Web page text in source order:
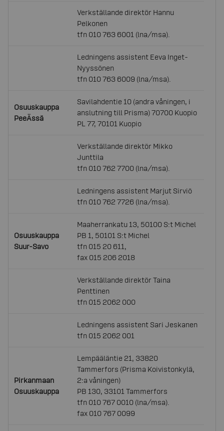
Verkställande direktör Hannu
Pelkonen
tfn 010 763 6001 (lna/msa).
Ledningens assistent Eeva Inget-
Nyyssönen
tfn 010 763 6009 (lna/msa).
Osuuskauppa
PeeÄssä
Savilahdentie 10 (andra våningen, i
anslutning till Prisma) 70700 Kuopio
PL 77, 70101 Kuopio
Verkställande direktör Mikko
Junttila
tfn 010 762 7700 (lna/msa).
Ledningens assistent Marjut Sirviö
tfn 010 762 7726 (lna/msa).
Osuuskauppa
Suur-Savo
Maaherrankatu 13, 50100 S:t Michel
PB 1, 50101 S:t Michel
tfn 015 20 611,
fax 015 206 2018
Verkställande direktör Taina
Penttinen
tfn 015 2062 000
Ledningens assistent Sari Jeskanen
tfn 015 2062 001
Pirkanmaan
Osuuskauppa
Lempääläntie 21, 33820
Tammerfors (Prisma Koivistonkylä,
2:a våningen)
PB 130, 33101 Tammerfors
tfn 010 767 0010 (lna/msa).
fax 010 767 0099